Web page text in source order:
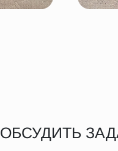
ОБСУДИТЬ